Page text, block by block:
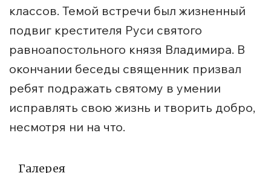
классов. Темой встречи был жизненный
подвиг крестителя Руси святого
равноапостольного князя Владимира. В
окончании беседы священник призвал
ребят подражать святому в умении
исправлять свою жизнь и творить добро,
несмотря ни на что.
Галерея